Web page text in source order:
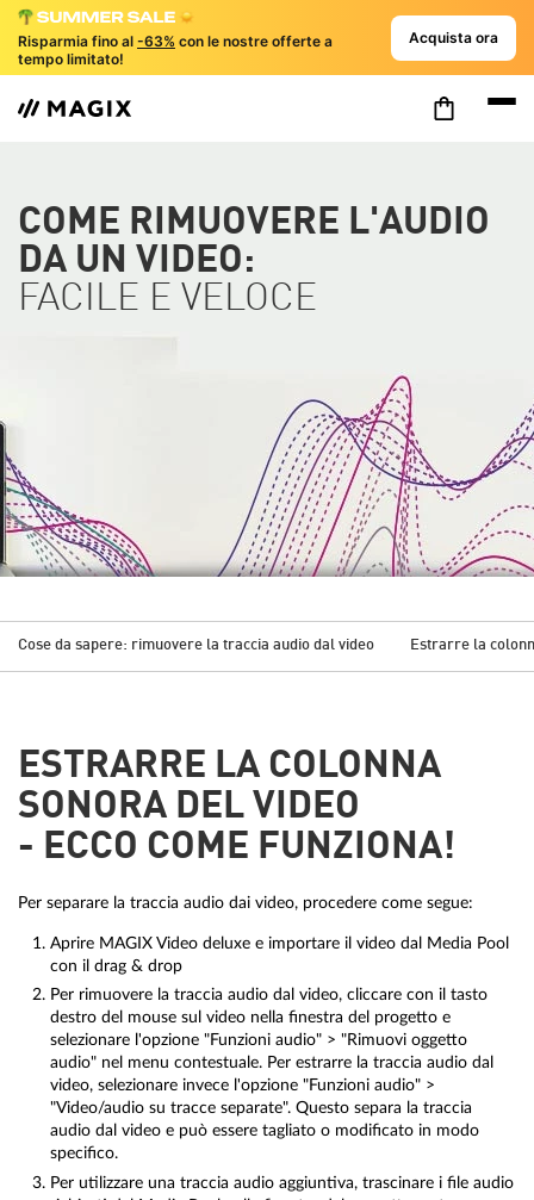
Risparmia fino al -63% con le nostre offerte a
tempo limitato!
Acquista ora
COME RIMUOVERE L'AUDIO
DA UN VIDEO:
FACILE E VELOCE
Cose da sapere: rimuovere la traccia audio dal video Estrarre la
ESTRARRE LA COLONNA
SONORA DEL VIDEO
- ECCO COME FUNZIONA!
Per separare la traccia audio dai video, procedere come segue:
Aprire MAGIX Video deluxe e importare il video dal Media Pool
con il drag & drop
Per rimuovere la traccia audio dal video, cliccare con il tasto
destro del mouse sul video nella finestra del progetto e
selezionare l'opzione "Funzioni audio" > "Rimuovi oggetto
audio" nel menu contestuale. Per estrarre la traccia audio dal
video, selezionare invece l'opzione "Funzioni audio" >
"Video/audio su tracce separate". Questo separa la traccia
audio dal video e può essere tagliato o modificato in modo
specifico.
Per utilizzare una traccia audio aggiuntiva, trascinare i file audio